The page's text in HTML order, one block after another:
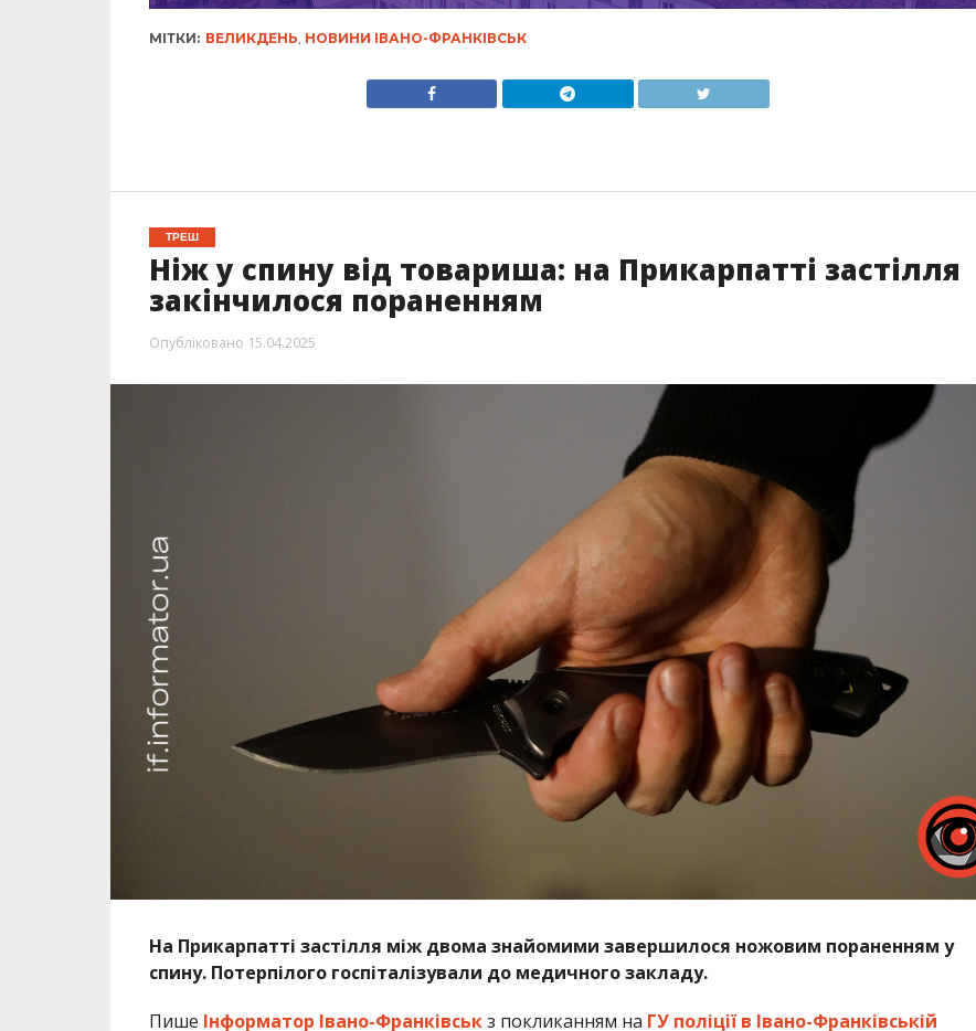
МІТКИ: ВЕЛИКДЕНЬ, НОВИНИ ІВАНО-ФРАНКІВСЬК
ТРЕШ
Ніж у спину від товариша: на Прикарпатті застілля
закінчилося пораненням
Опубліковано 15.04.2025
На Прикарпатті застілля між двома знайомими завершилося ножовим пораненням у
спину. Потерпілого госпіталізували до медичного закладу.
Пише Інформатор Івано-Франківськз покликанням на ГУ поліції в Івано-Франківській